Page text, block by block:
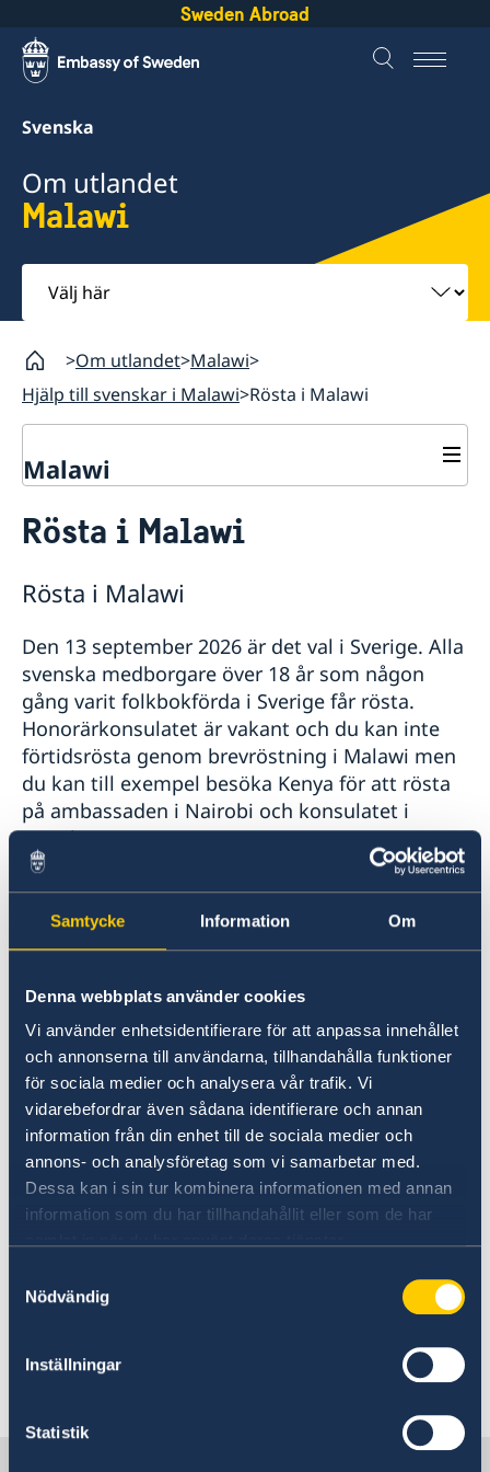
Samtycke Information Om
Denna webbplats använder cookies
Vi använder enhetsidentifierare för att anpassa innehållet
och annonserna till användarna, tillhandahålla funktioner
för sociala medier och analysera vår trafik. Vi
vidarebefordrar även sådana identifierare och annan
information från din enhet till de sociala medier och
annons- och analysföretag som vi samarbetar med.
Dessa kan i sin tur kombinera informationen med annan
information som du har tillhandahållit eller som de har
Nödvändig
Inställningar
Statistik
Sweden Abroad
Svenska
Om utlandet
Malawi
Välj
här
Om utlandet Malawi
Hjälp till svenskar i Malawi Rösta i Malawi
Malawi
Hjälp till svenskar i Malawi
Pass utomlands
Akut hjälp
Reseinformation
Ambassadens reseinformation
Aktuella händelser
Allmänna säkerhetsläget
Hälso- och sjukvård
In- och utresebestämmelser
Kriminalitet och personlig säkerhet
Lokala lagar och sedvänjor
Naturförhållanden och katastrofer
Resa i landet
Terrorism
Trafiksäkerhet
Service för svenska företag
Anmäla handelshinder
Om Malawi
Rösta i Malawi
Rösta i Malawi
Den 13 september 2026 är det val i Sverige. Alla
svenska medborgare över 18 år som någon
gång varit folkbokförda i Sverige får rösta.
Honorärkonsulatet är vakant och du kan inte
förtidsrösta genom brevröstning i Malawi men
du kan till exempel besöka Kenya för att rösta
på ambassaden i Nairobi och konsulatet i
Mombasa.
Du som är utomlands kan brevrösta i valet
2026. Brevrösten måste skickas från utlandet
och vara framme i tid till rösträkningen. Du får
Brevröstning är ett bra alternativ om du inte
kan rösta på en ambassad eller ett konsulat.
Om att brevrösta från utlandet - på
Valmyndighetens webbplats
Öppettider för röstmottagning på Sveriges
ambassad i Nairobi och konsulatet i
Mombasa:
Rösta i Kenya - Sweden Abroad
Ingen valmottagning kommer att anordnas
vid Sveriges honorärkonsulat i Lilongwe